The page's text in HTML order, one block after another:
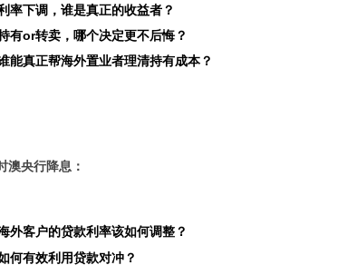
率下调，谁是真正的收益者？
有or转卖，哪个决定更不后悔？
能真正帮海外置业者理清持有成本？
澳央行降息：
外客户的贷款利率该如何调整？
何有效利用贷款对冲？